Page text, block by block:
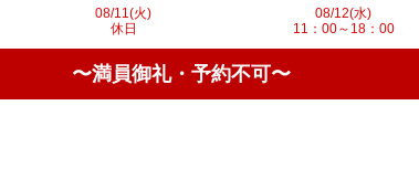
08/11(火)
休日
08/12(水)
11：00～18：00
〜満員御礼・予約不可〜